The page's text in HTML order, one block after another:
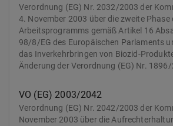
Verordnung (EG) Nr. 2032/2003 der
4. November 2003 über die zweite Phase
Arbeitsprogramms gemäß Artikel 16
98/8/EG des Europäischen Parlaments
das Inverkehrbringen von Biozid-
Änderung der Verordnung (EG) Nr.
VO (EG) 2003/2042
Verordnung (EG) Nr. 2042/2003 der
November 2003 über die